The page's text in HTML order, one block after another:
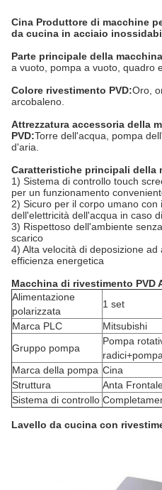
Cina Produttore di macchine
da cucina in acciaio
Parte principale della
a vuoto, pompa a vuoto, quadro
Colore rivestimento PVD:Oro,
arcobaleno.
Attrezzatura accessoria della
PVD:Torre dell'acqua, pompa
d'aria.
Caratteristiche principali della
1) Sistema di controllo touch
per un funzionamento
2) Sicuro per il corpo umano con
dell'elettricità dell'acqua in caso
3) Rispettoso dell'ambiente
scarico
4) Alta velocità di deposizione
efficienza energetica
Macchina di rivestimento PVD
Alimentazione
polarizzata
1 set
Marca PLC
Mitsubishi
Gruppo pompa
Pompa
Marca della pompa Cina
Struttura
Anta
Sistema di controllo
Lavello da cucina con